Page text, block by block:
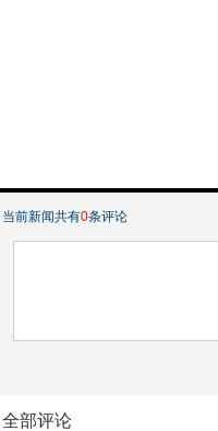
当前新闻共有0条评论
全部评论